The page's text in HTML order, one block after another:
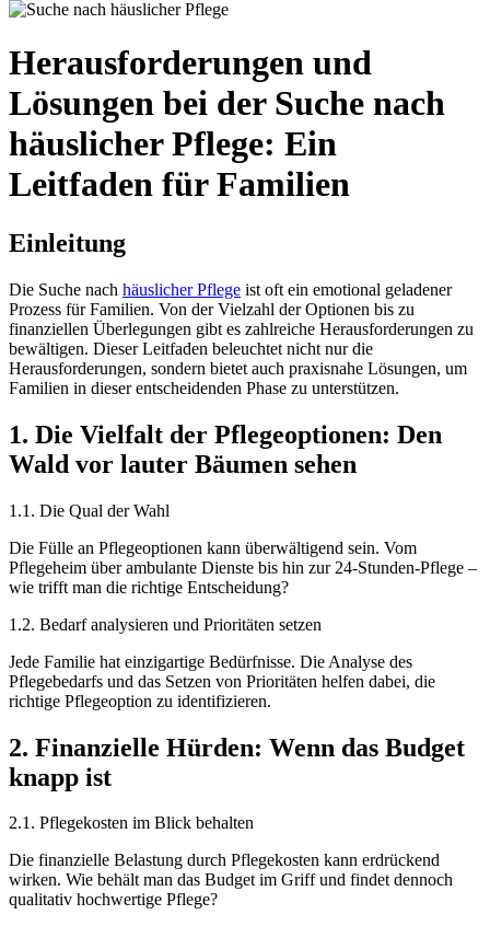
Herausforderungen und
Lösungen bei der Suche nach
häuslicher Pflege: Ein
Leitfaden für Familien
Einleitung
Die Suche nach häuslicher Pflege ist oft ein emotional geladener
Prozess für Familien. Von der Vielzahl der Optionen bis zu
finanziellen Überlegungen gibt es zahlreiche Herausforderungen zu
bewältigen. Dieser Leitfaden beleuchtet nicht nur die
Herausforderungen, sondern bietet auch praxisnahe Lösungen, um
Familien in dieser entscheidenden Phase zu unterstützen.
1. Die Vielfalt der Pflegeoptionen: Den
Wald vor lauter Bäumen sehen
1.1. Die Qual der Wahl
Die Fülle an Pflegeoptionen kann überwältigend sein. Vom
Pflegeheim über ambulante Dienste bis hin zur 24-Stunden-Pflege –
wie trifft man die richtige Entscheidung?
1.2. Bedarf analysieren und Prioritäten setzen
Jede Familie hat einzigartige Bedürfnisse. Die Analyse des
Pflegebedarfs und das Setzen von Prioritäten helfen dabei, die
richtige Pflegeoption zu identifizieren.
2. Finanzielle Hürden: Wenn das Budget
knapp ist
2.1. Pflegekosten im Blick behalten
Die finanzielle Belastung durch Pflegekosten kann erdrückend
wirken. Wie behält man das Budget im Griff und findet dennoch
qualitativ hochwertige Pflege?